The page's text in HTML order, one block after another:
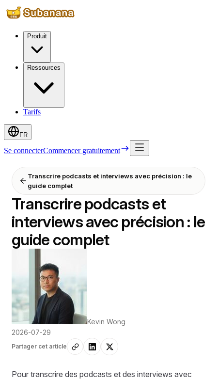
Produit
Ressources
Tarifs
FR
Se connecterCommencer gratuitement
Transcrire podcasts et interviews avec précision : le
guide complet
Transcrire podcasts et
interviews avec précision : le
guide complet
Kevin Wong
2026-07-29
Partager cet article
Pour transcrire des podcasts et des interviews avec